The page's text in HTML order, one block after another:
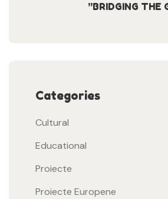
”BRIDGING THE
Categories
Cultural
Educational
Proiecte
Proiecte Europene